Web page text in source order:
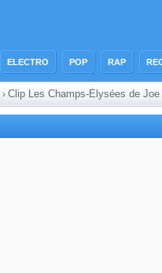
ELECTRO POP RAP
› Clip Les Champs-Élysées de